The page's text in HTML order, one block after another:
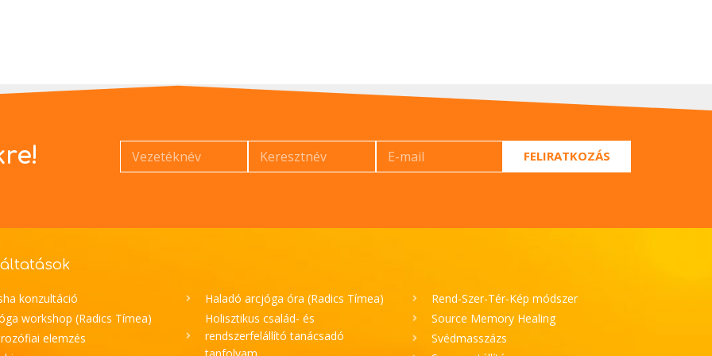
FELIRATKOZÁS
konzultáció
workshop (Radics Tímea)
elemzés
Haladó arcjóga óra (Radics Tímea)
Holisztikus család- és
rendszerfelállító tanácsadó
tanfolyam
Rend-Szer-Tér-Kép módszer
Source Memory Healing
Svédmasszázs